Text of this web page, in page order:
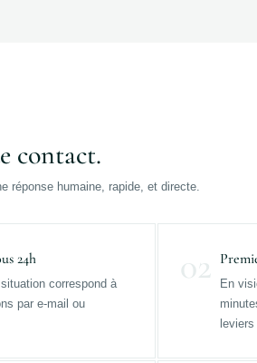
contact.
réponse humaine, rapide, et directe.
24h
correspond à
par e-mail ou
02
En